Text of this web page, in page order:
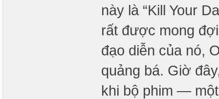
này là “Kill Your
rất được mong
đạo diễn của nó,
quảng bá. Giờ
khi bộ phim —